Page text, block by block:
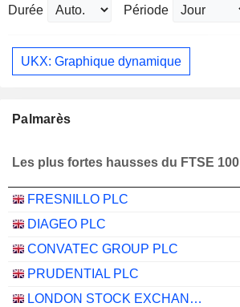
Durée Période
UKX: Graphique dynamique
Palmarès
Les plus fortes hausses du FTSE 100
FRESNILLO PLC
DIAGEO PLC
CONVATEC GROUP PLC
PRUDENTIAL PLC
LONDON STOCK EXCHANGE GROUP PLC